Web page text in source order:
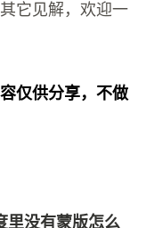
它见解，欢迎一
仅供分享，不做
里没有蒙版怎么